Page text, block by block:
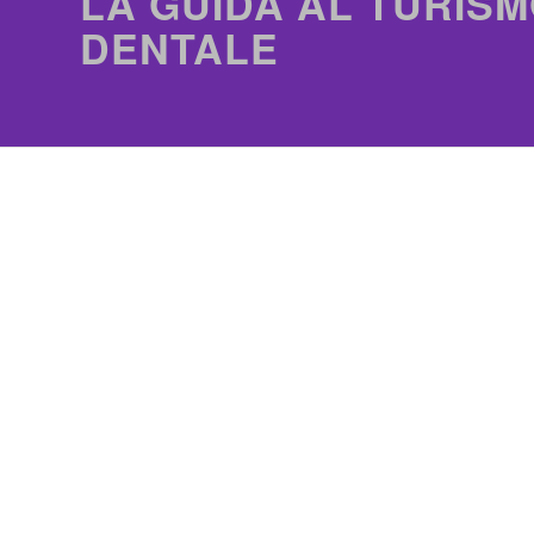
DENTALE